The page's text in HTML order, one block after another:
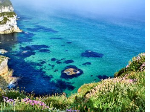
Kajakfahren und für Ausflüge